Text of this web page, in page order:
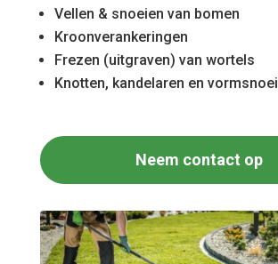
Vellen & snoeien van bomen
Kroonverankeringen
Frezen (uitgraven) van wortels
Knotten, kandelaren en vormsnoei
Neem contact op